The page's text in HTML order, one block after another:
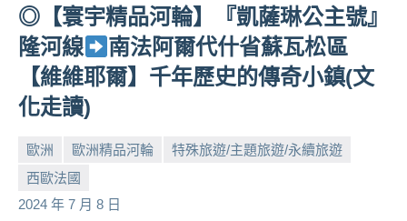
作
達
人
象。
★
◎【寰宇精品河輪】『凱薩琳公主號』
隆河線
南法阿爾代什省蘇瓦松區
【維維耶爾】千年歷史的傳奇小鎮(文
化走讀)
歐洲 歐洲精品河輪
特殊旅遊/主題旅遊/永續旅遊
西歐法國
2024 年 7 月 8 日
小
芳
No
comments